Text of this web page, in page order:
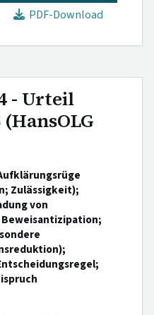
PDF-Download
- Urteil
Zulässigkeit);
von